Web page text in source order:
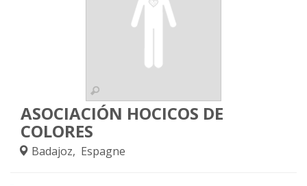
ASOCIACIÓN HOCICOS DE
COLORES
Badajoz, Espagne